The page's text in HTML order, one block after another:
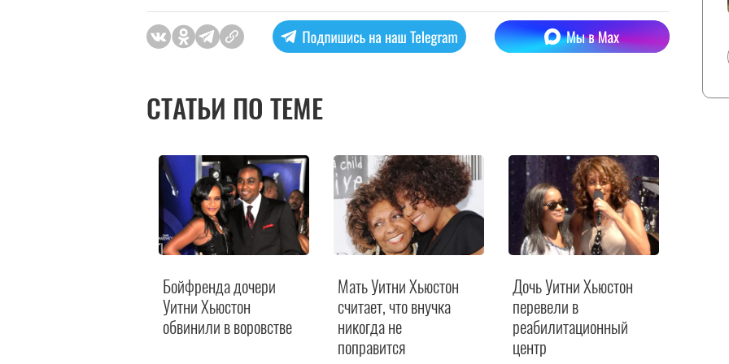
СТАТЬИ ПО ТЕМЕ
Бойфренда дочери
Уитни Хьюстон
обвинили в воровстве
Мать Уитни Хьюстон
считает, что внучка
никогда не
поправится
Дочь Уитни Хьюстон
перевели в
реабилитационный
центр